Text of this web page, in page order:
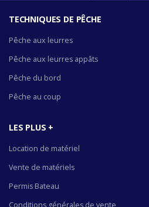
TECHNIQUES DE PÊCHE
Pêche aux leurres
Pêche aux leurres appâts
Pêche du bord
Pêche au coup
LES PLUS +
Location de matériel
Vente de matériels
Permis Bateau